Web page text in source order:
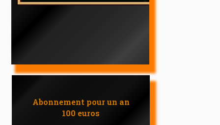
Abonnement pour un an
100 euros